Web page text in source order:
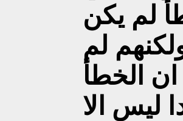
لم يكن
لم
الخطأ